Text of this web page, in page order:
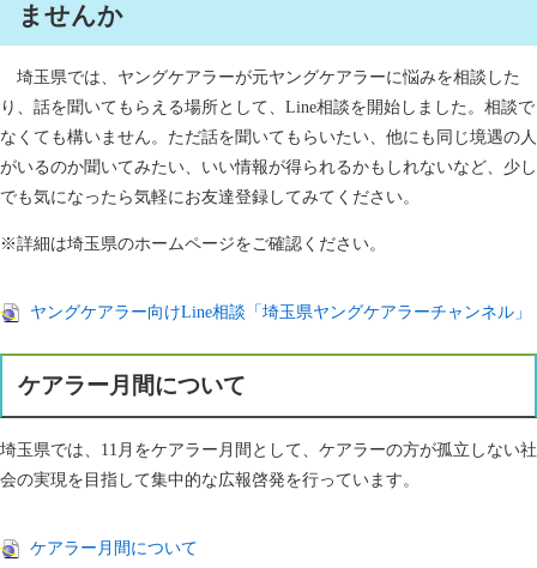
ませんか
埼玉県では、ヤングケアラーが元ヤングケアラーに悩みを相談した
り、話を聞いてもらえる場所として、Line相談を開始しました。相談で
なくても構いません。ただ話を聞いてもらいたい、他にも同じ境遇の人
がいるのか聞いてみたい、いい情報が得られるかもしれないなど、少し
でも気になったら気軽にお友達登録してみてください。
※詳細は埼玉県のホームページをご確認ください。​
ヤングケアラー向けLine相談「埼玉県ヤングケアラーチャンネル」
ケアラー月間について
埼玉県では、11月をケアラー月間として、ケアラーの方が孤立しない社
会の実現を目指して集中的な広報啓発を行っています。
ケアラー月間について